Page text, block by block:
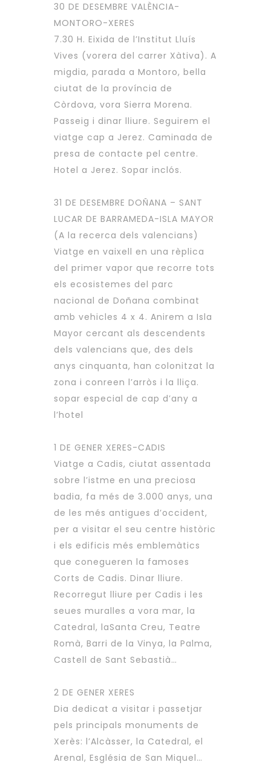
30 DE DESEMBRE VALÈNCIA-
MONTORO-XERES
7.30 H. Eixida de l’Institut Lluís
Vives (vorera del carrer Xàtiva). A
migdia, parada a Montoro, bella
ciutat de la província de
Còrdova, vora Sierra Morena.
Passeig i dinar lliure. Seguirem el
viatge cap a Jerez. Caminada de
presa de contacte pel centre.
Hotel a Jerez. Sopar inclós.
31 DE DESEMBRE DOÑANA – SANT
LUCAR DE BARRAMEDA-ISLA MAYOR
(A la recerca dels valencians)
Viatge en vaixell en una rèplica
del primer vapor que recorre tots
els ecosistemes del parc
nacional de Doñana combinat
amb vehicles 4 x 4. Anirem a Isla
Mayor cercant als descendents
dels valencians que, des dels
anys cinquanta, han colonitzat la
zona i conreen l’arròs i la lliça.
sopar especial de cap d’any a
l’hotel
1 DE GENER XERES-CADIS
Viatge a Cadis, ciutat assentada
sobre l’istme en una preciosa
badia, fa més de 3.000 anys, una
de les més antigues d’occident,
per a visitar el seu centre històric
i els edificis més emblemàtics
que conegueren la famoses
Corts de Cadis. Dinar lliure.
Recorregut lliure per Cadis i les
seues muralles a vora mar, la
Catedral, laSanta Creu, Teatre
Romà, Barri de la Vinya, la Palma,
Castell de Sant Sebastià…
2 DE GENER XERES
Dia dedicat a visitar i passetjar
pels principals monuments de
Xerès: l’Alcàsser, la Catedral, el
Arenal, Església de San Miquel…